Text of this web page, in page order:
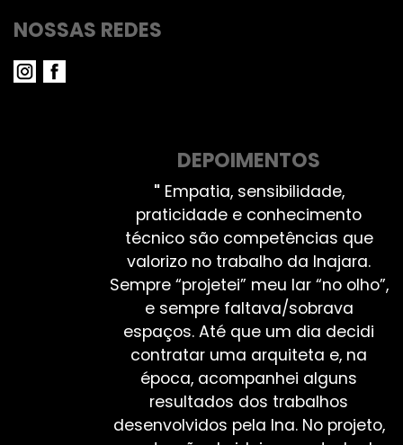
NOSSAS REDES
DEPOIMENTOS
"Empatia, sensibilidade,
praticidade e conhecimento
técnico são competências que
valorizo no trabalho da Inajara.
Sempre “projetei” meu lar “no olho”,
e sempre faltava/sobrava
espaços. Até que um dia decidi
contratar uma arquiteta e, na
época, acompanhei alguns
resultados dos trabalhos
desenvolvidos pela Ina. No projeto,